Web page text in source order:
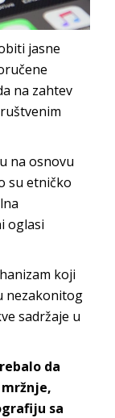
jasne
na zahtev
na osnovu
su etničko
oglasi
koji
nezakonitog
sadržaje u
da
sa